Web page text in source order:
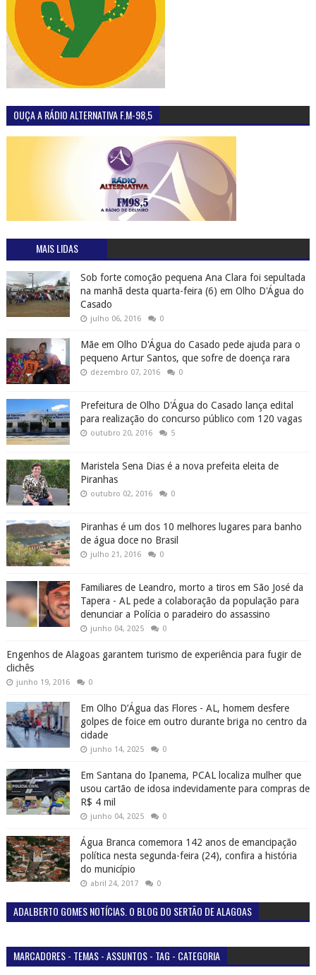
OUÇA A RÁDIO ALTERNATIVA F.M-98,5
MAIS LIDAS
Sob forte comoção pequena Ana Clara foi sepultada
na manhã desta quarta-feira (6) em Olho D'Água do
Casado
julho 06, 2016 0
Mãe em Olho D'Água do Casado pede ajuda para o
pequeno Artur Santos, que sofre de doença rara
dezembro 07, 2016 0
Prefeitura de Olho D'Água do Casado lança edital
para realização do concurso público com 120 vagas
outubro 20, 2016 5
Maristela Sena Dias é a nova prefeita eleita de
Piranhas
outubro 02, 2016 0
Piranhas é um dos 10 melhores lugares para banho
de água doce no Brasil
julho 21, 2016 0
Familiares de Leandro, morto a tiros em São José da
Tapera - AL pede a colaboração da população para
denunciar a Polícia o paradeiro do assassino
junho 04, 2025 0
Engenhos de Alagoas garantem turismo de experiência para fugir de
clichês
junho 19, 2016 0
Em Olho D’Água das Flores - AL, homem desfere
golpes de foice em outro durante briga no centro da
cidade
junho 14, 2025 0
Em Santana do Ipanema, PCAL localiza mulher que
usou cartão de idosa indevidamente para compras de
R$ 4 mil
junho 04, 2025 0
Água Branca comemora 142 anos de emancipação
política nesta segunda-feira (24), confira a história
do município
abril 24, 2017 0
ADALBERTO GOMES NOTÍCIAS. O BLOG DO SERTÃO DE ALAGOAS
MARCADORES - TEMAS - ASSUNTOS - TAG - CATEGORIA